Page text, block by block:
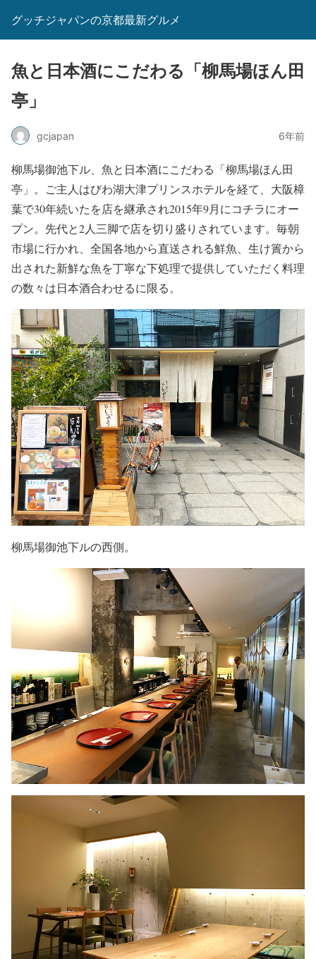
グッチジャパンの京都最新グルメ
魚と日本酒にこだわる「柳馬場ほん田
亭」
gcjapan 6年前
柳馬場御池下ル、魚と日本酒にこだわる「柳馬場ほん田
亭」。ご主人はびわ湖大津プリンスホテルを経て、大阪樟
葉で30年続いたを店を継承され2015年9月にコチラにオー
プン。先代と2人三脚で店を切り盛りされています。毎朝
市場に行かれ、全国各地から直送される鮮魚、生け簀から
出された新鮮な魚を丁寧な下処理で提供していただく料理
の数々は日本酒合わせるに限る。
柳馬場御池下ルの西側。